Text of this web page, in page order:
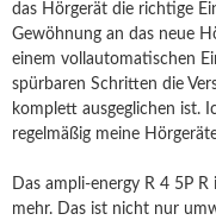
das Hörgerät die richtige
Gewöhnung an das neue
einem vollautomatischen
spürbaren Schritten die
komplett ausgeglichen ist.
regelmäßig meine
Das ampli-energy R 4 5P
mehr. Das ist nicht nur